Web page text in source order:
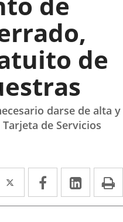
de
darse de alta y
de Servicios
Twitter
Enlace
a
Facebook
Enlace
a
Enlace
a